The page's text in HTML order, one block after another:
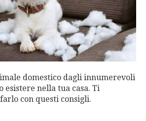
domestico dagli innumerevoli
esistere nella tua casa. Ti
con questi consigli.